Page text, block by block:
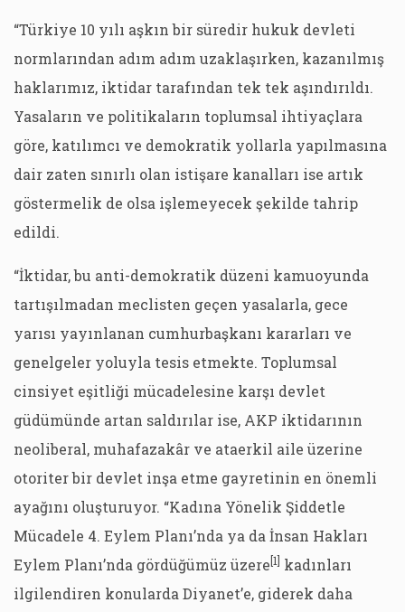
“Türkiye 10 yılı aşkın bir süredir hukuk devleti
normlarından adım adım uzaklaşırken, kazanılmış
haklarımız, iktidar tarafından tek tek aşındırıldı.
Yasaların ve politikaların toplumsal ihtiyaçlara
göre, katılımcı ve demokratik yollarla yapılmasına
dair zaten sınırlı olan istişare kanalları ise artık
göstermelik de olsa işlemeyecek şekilde tahrip
edildi.
“İktidar, bu anti-demokratik düzeni kamuoyunda
tartışılmadan meclisten geçen yasalarla, gece
yarısı yayınlanan cumhurbaşkanı kararları ve
genelgeler yoluyla tesis etmekte. Toplumsal
cinsiyet eşitliği mücadelesine karşı devlet
güdümünde artan saldırılar ise, AKP iktidarının
neoliberal, muhafazakâr ve ataerkil aile üzerine
otoriter bir devlet inşa etme gayretinin en önemli
ayağını oluşturuyor. “Kadına Yönelik Şiddetle
Mücadele 4. Eylem Planı’nda ya da İnsan Hakları
Eylem Planı’nda gördüğümüz üzere[1] kadınları
ilgilendiren konularda Diyanet’e, giderek daha